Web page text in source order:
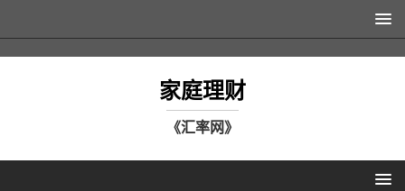
家庭理财
《汇率网》